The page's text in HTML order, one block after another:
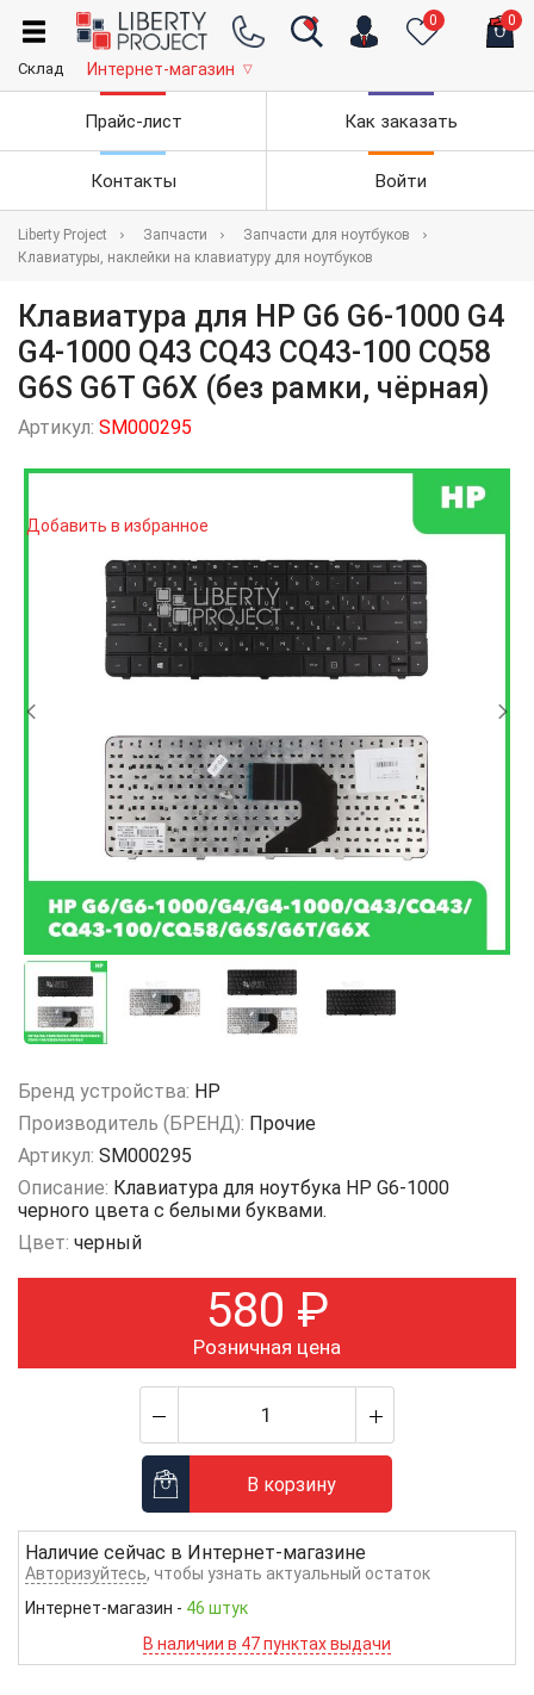
0 0
Склад Интернет-магазин ▽
Прайс-лист Как заказать
Контакты Войти
Liberty Project Запчасти
Запчасти для ноутбуков
Клавиатуры, наклейки на клавиатуру для ноутбуков
Клавиатура для HP G6 G6-1000 G4
G4-1000 Q43 CQ43 CQ43-100 CQ58
G6S G6T G6X (без рамки, чёрная)
Артикул: SM000295
Добавить в избранное
Бренд устройства: HP
Производитель (БРЕНД): Прочие
Артикул: SM000295
Описание: Клавиатура для ноутбука HP G6-1000
черного цвета с белыми буквами.
Цвет: черный
580 ₽
Розничная цена
В корзину
Наличие сейчас в Интернет-магазине
Авторизуйтесь, чтобы узнать актуальный остаток
Интернет-магазин - 46 штук
В наличии в 47 пунктах выдачи